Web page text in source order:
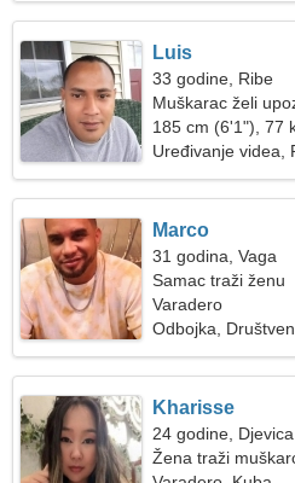
Luis
33 godine, Ribe
Muškarac želi
185 cm (6'1"), 77
Uređivanje videa,
Marco
31 godina, Vaga
Samac traži ženu
Varadero
Odbojka,
Kharisse
24 godine, Djevica
Žena traži